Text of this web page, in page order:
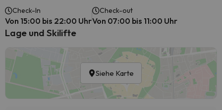
Check-In
Von 15:00 bis 22:00 Uhr
Check-out
Von 07:00 bis 11:00 Uhr
Lage und Skilifte
Siehe Karte